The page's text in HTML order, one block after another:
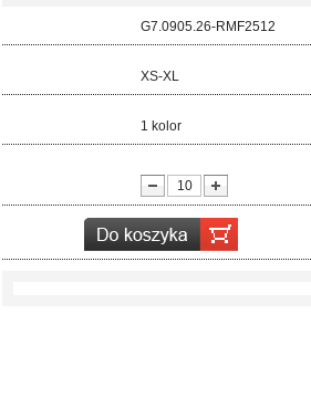
G7.0905.26-RMF2512
XS-XL
1 kolor